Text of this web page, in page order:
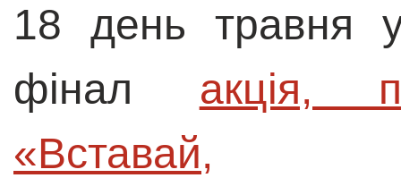
18 день травня
фінал акція,
«Вставай,